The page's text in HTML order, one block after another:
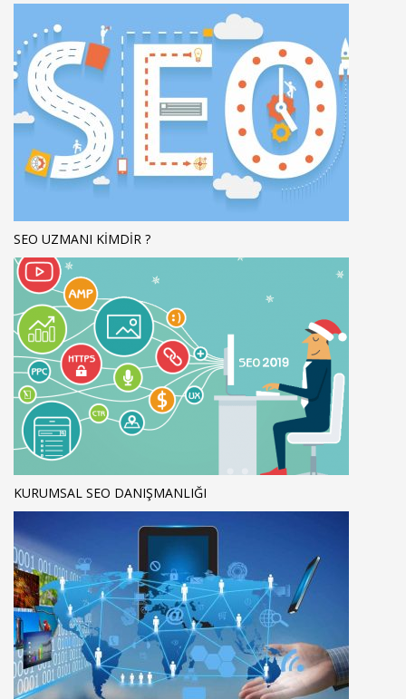
SEO UZMANI KIMDIR ?
KURUMSAL SEO DANIŞMANLIĞI